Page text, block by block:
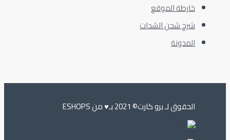
خارطة الموقع
شرح شحن الشدات
المدونة
الحقوق لـ برو كارت© 2021 بـ♥️ من ESHOPS